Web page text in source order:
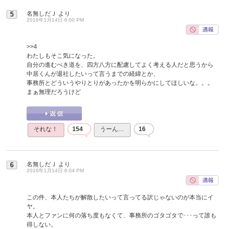
5 名無しだＪ より
2016年1月14日 6:00 PM
>>4
わたしもそこ気になった。
自分の進むべき道を、四方八方に配慮してよく考える人だと思うから
中居くんが退社したいって言うまでの経緯とか、
事務所とどういうやりとりがあったかを明らかにしてほしいな。。。
まぁ無理だろうけど
それな！ 154 うーん… 16
6 名無しだＪ より
2016年1月14日 6:04 PM
この件、本人たちが解散したいって言ってる訳じゃないのが本当にイ
ヤ。
本人とファンに何の落ち度もなくて、事務所のゴタゴタで･･･って誰も
得しない。